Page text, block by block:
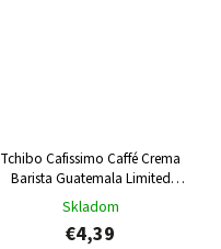
Tchibo Cafissimo Caffé Crema
Barista Guatemala Limited
Edition 10 kapsúl
Skladom
€4,39